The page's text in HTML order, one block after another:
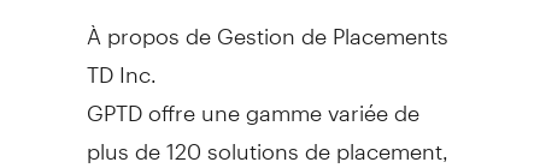
À propos de Gestion de Placements
TD Inc.
GPTD offre une gamme variée de
plus de 120 solutions de placement,